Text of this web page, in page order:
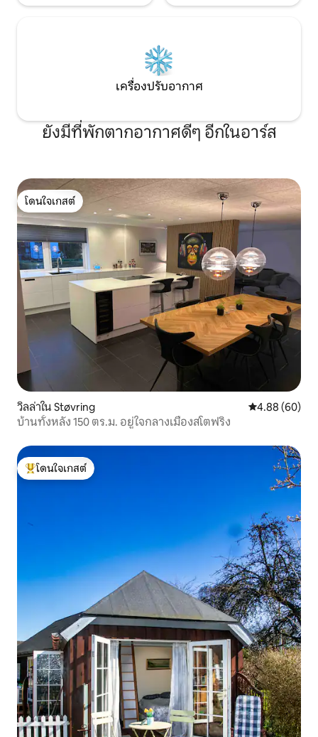
เครื่องปรับอากาศ
ยังมีที่พักตากอากาศดีๆ อีกในอาร์ส
โดนใจเกสต์
โดนใจเกสต์
วิลล่าใน Støvring คะแนนเฉลี่ย
4.88 (60)
บ้านทั้งหลัง 150 ตร.ม. อยู่ใจกลางเมืองสโตฟริง
โดนใจเกสต์ที่สุด
โดนใจเกสต์